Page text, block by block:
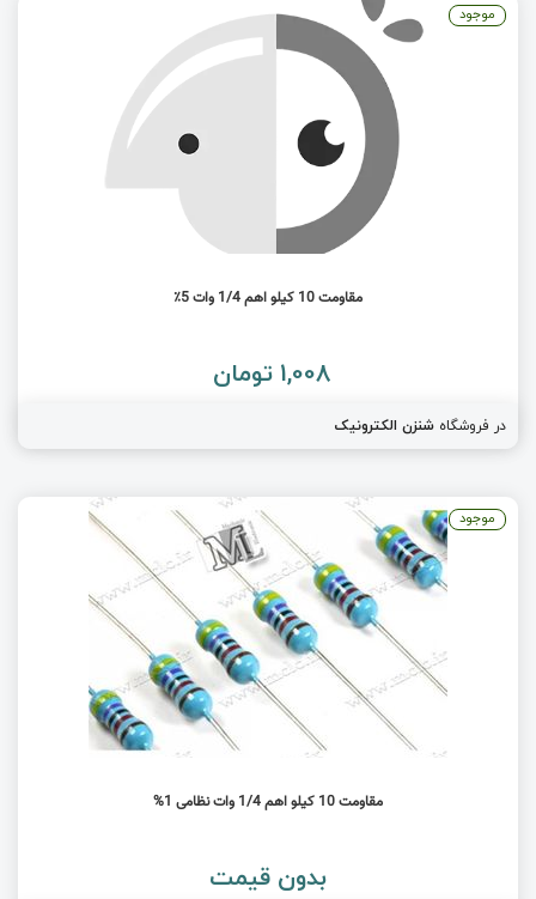
مقاومت 10 کیلو اهم 1/4 وات 5٪
1,008 تومان
در فروشگاه شنزن الکترونیک
موجود
مقاومت 10 کیلو اهم 1/4 وات نظامی 1%
بدون قیمت
موجود